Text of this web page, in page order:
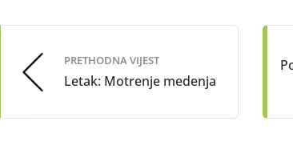
PRETHODNA VIJEST
Letak: Motrenje medenja